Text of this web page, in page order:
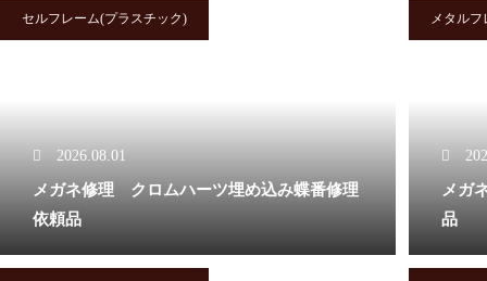
修理実例
番修理
セルフレーム(プラスチック)
2026.08.01
メガネ修理 クロムハーツ埋め込み蝶番修理
依頼品
メタル
メガ
品